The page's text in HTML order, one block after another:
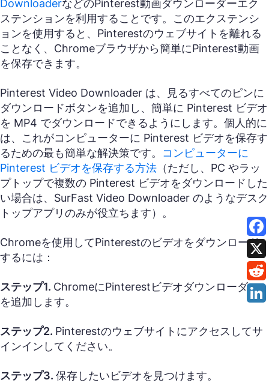
DownloaderなどのPinterest動画ダウンローダーエク
ステンションを利用することです。このエクステンシ
ョンを使用すると、Pinterestのウェブサイトを離れる
ことなく、Chromeブラウザから簡単にPinterest動画
を保存できます。
Pinterest Video Downloader は、見るすべてのピンに
ダウンロードボタンを追加し、簡単に Pinterest ビデオ
を MP4 でダウンロードできるようにします。個人的に
は、これがコンピューターに Pinterest ビデオを保存す
るための最も簡単な解決策です。 コンピューターに
Pinterest ビデオを保存する方法 （ただし、PC やラッ
プトップで複数の Pinterest ビデオをダウンロードした
い場合は、SurFast Video Downloader のようなデスク
トップアプリのみが役立ちます）。
Chromeを使用してPinterestのビデオをダウンロード
するには：
ステップ1. ChromeにPinterestビデオダウンローダー
を追加します。
ステップ2. Pinterestのウェブサイトにアクセスしてサ
インインしてください。
ステップ3. 保存したいビデオを見つけます。